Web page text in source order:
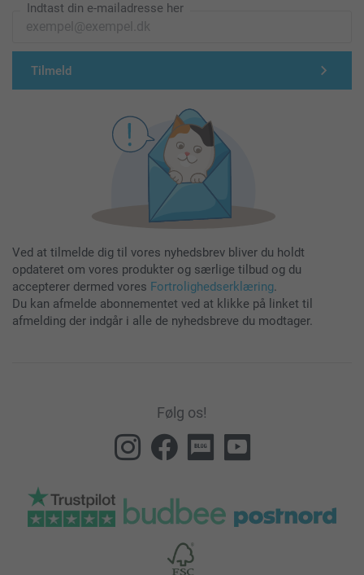
Indtast din e-mailadresse her
Tilmeld
Ved at tilmelde dig til vores nyhedsbrev bliver du holdt
opdateret om vores produkter og særlige tilbud og du
accepterer dermed vores Fortrolighedserklæring.
Du kan afmelde abonnementet ved at klikke på linket til
afmelding der indgår i alle de nyhedsbreve du modtager.
Følg os!